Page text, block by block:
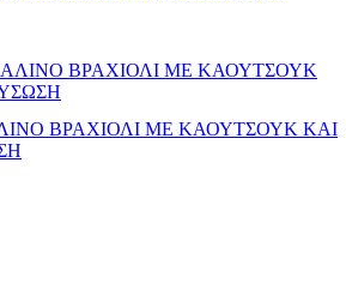
ΒΡΑΧΙΟΛΙ ΜΕ ΚΑΟΥΤΣΟΥΚ ΚΑΙ